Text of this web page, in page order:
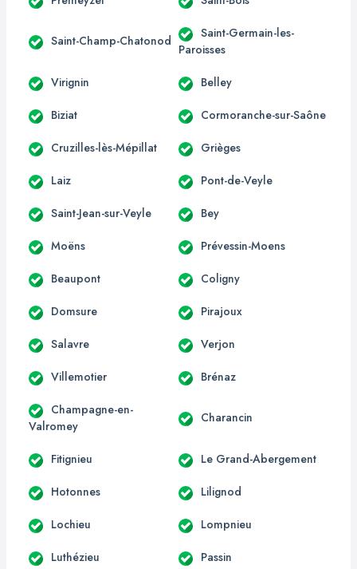
Saint-Champ-Chatonod
Saint-Germain-les-
Paroisses
Virignin Belley
Biziat Cormoranche-sur-Saône
Cruzilles-lès-Mépillat Grièges
Laiz Pont-de-Veyle
Saint-Jean-sur-Veyle Bey
Moëns Prévessin-Moens
Beaupont Coligny
Domsure Pirajoux
Salavre Verjon
Villemotier Brénaz
Champagne-en-
Valromey
Charancin
Fitignieu Le Grand-Abergement
Hotonnes Lilignod
Lochieu Lompnieu
Luthézieu Passin